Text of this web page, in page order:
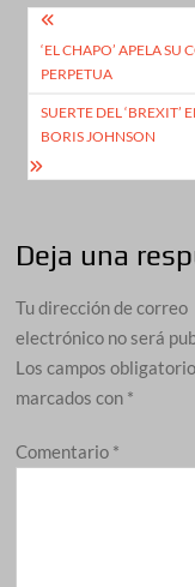
Navegación
de
entradas
‘EL CHAPO’ APELA
PERPETUA
SUERTE DEL
BORIS JOHNSON
Deja una
Tu dirección de correo
electrónico no será
Los campos
marcados con *
Comentario *